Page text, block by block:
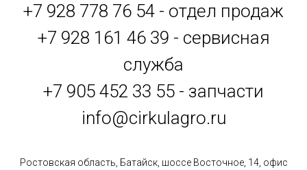
+7 928 778 76 54 - отдел продаж
+7 928 161 46 39 - сервисная
служба
+7 905 452 33 55 - запчасти
info@cirkulagro.ru
Ростовская область, Батайск, шоссе Восточное, 14, офис